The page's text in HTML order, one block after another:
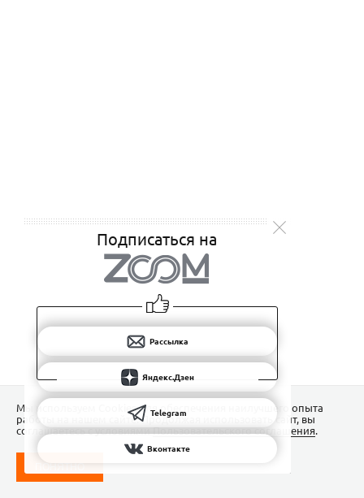
Подписаться на
Рассылка
Яндекс.Дзен
Telegram
Вконтакте
Мы используем Сookies для обеспечения наилучшего опыта
работы на нашем сайте. Продолжая использовать сайт, вы
соглашаетесь с условиямиПользовательского соглашения.
ПОНЯТНО